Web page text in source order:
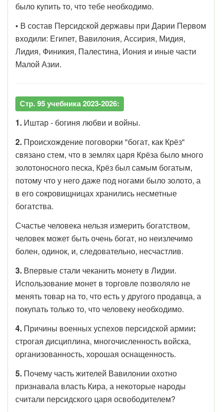
было купить то, что тебе необходимо.
• В состав Персидской державы при Дарии Первом
входили: Египет, Вавилония, Ассирия, Мидия,
Лидия, Финикия, Палестина, Иония и иные части
Малой Азии.
Стр. 95 учебника 2023-2026:
1. Иштар - богиня любви и войны.
2. Происхождение поговорки "богат, как Крёз"
связано стем, что в землях царя Крёза было много
золотоносного песка, Крёз был самым богатым,
потому что у него даже под ногами было золото, а
в его сокровищницах хранились несметные
богатства.
Счастье человека нельзя измерить богатством,
человек может быть очень богат, но неизлечимо
болен, одинок, и, следовательно, несчастлив.
3. Впервые стали чеканить монету в Лидии.
Использование монет в торговле позволяло не
менять товар на то, что есть у другого продавца, а
покупать только то, что человеку необходимо.
4. Причины военных успехов персидской армии:
строгая дисциплина, многочисленность войска,
организованность, хорошая оснащенность.
5. Почему часть жителей Вавилонии охотно
признавала власть Кира, а некоторые народы
считали персидского царя освободителем?